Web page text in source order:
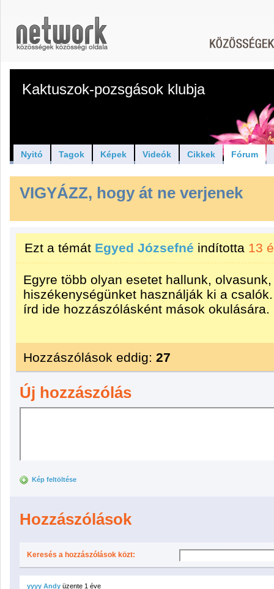
Kaktuszok-pozsgások klubja
Nyitó Tagok Képek Videók Cikkek Fórum
VIGYÁZZ, hogy át ne verjenek
Ezt a témát Egyed Józsefné indította 13
Egyre több olyan esetet hallunk,
hiszékenységünket használják ki a
írd ide hozzászólásként mások okulására.
Hozzászólások eddig: 27
Új hozzászólás
Kép feltöltése
Hozzászólások
Keresés a hozzászólások közt:
yyyy Andy üzente 1 éve